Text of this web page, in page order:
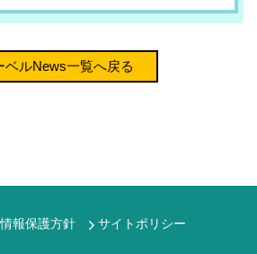
ベルNews一覧へ戻る
報保護方針
サイトポリシー